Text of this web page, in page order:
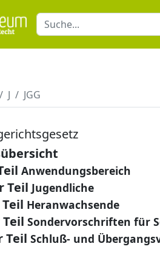
J JGG
Anwendungsbereich
Teil Jugendliche
Heranwachsende
Sondervorschriften für
Teil Schluß- und